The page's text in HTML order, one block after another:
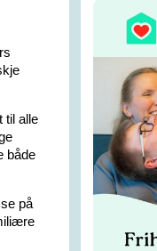
til alle
både
på